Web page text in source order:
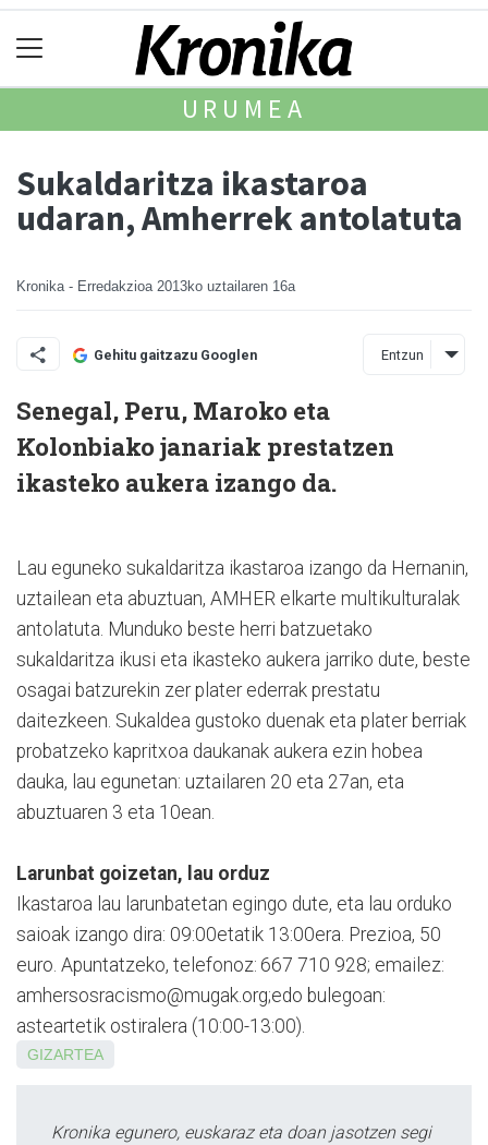
URUMEA
Sukaldaritza ikastaroa
udaran, Amherrek antolatuta
Kronika - Erredakzioa 2013ko uztailaren 16a
Gehitu gaitzazu Googlen Entzun
Senegal, Peru, Maroko eta
Kolonbiako janariak prestatzen
ikasteko aukera izango da.
Lau eguneko sukaldaritza ikastaroa izango da Her­na­nin,
uztailean eta abuztuan, AMHER elkarte multikulturalak
antolatuta. Mundu­ko beste herri batzuetako
sukaldaritza ikusi eta ikasteko aukera jarriko dute, beste
osagai batzurekin zer plater ederrak prestatu
daitezkeen. Sukaldea gustoko duenak eta plater berriak
probatzeko kapritxoa daukanak aukera ezin hobea
dauka, lau egunetan: uztailaren 20 eta 27an, eta
abuztuaren 3 eta 10ean.
Larunbat goizetan, lau orduz
Ikastaroa lau larunbatetan egin­go dute, eta lau orduko
saioak izango dira: 09:00­etatik 13:00era. Prezioa, 50
euro. Apuntatzeko, telefonoz: 667 710 928; emailez:
amhersosracismo@mugak.org;edo bulegoan:
asteartetik ostiralera (10:00-13:00).
GIZARTEA
Kronika egunero, euskaraz eta doan jasotzen segi